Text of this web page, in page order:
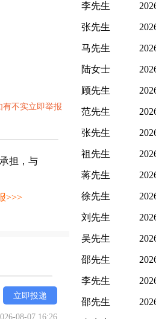
有不实立即举报
担，与
>>>
立即投递
08-07 16:26
李先生
张先生
马先生
陆女士
顾先生
范先生
张先生
祖先生
蒋先生
徐先生
刘先生
吴先生
邵先生
李先生
邵先生